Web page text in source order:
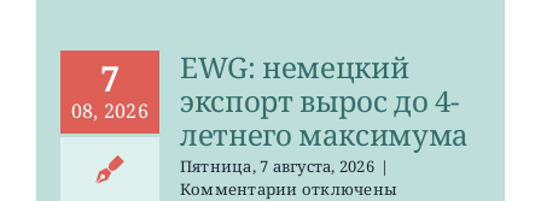
7
08, 2026
EWG: немецкий
экспорт вырос до 4-
летнего максимума
Пятница, 7 августа, 2026 |
Комментариикотключены